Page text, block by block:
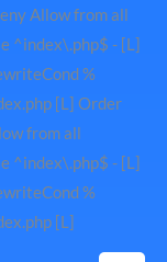
Allow from all
^index\.php$ - [L]
%
[L] Order
from all
^index\.php$ - [L]
%
[L]
para